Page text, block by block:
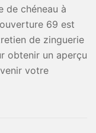
de chéneau à
69 est
de zinguerie
obtenir un aperçu
votre